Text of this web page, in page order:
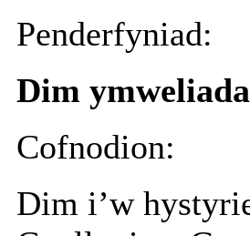
Penderfyniad:
Dim
Cofnodion:
Dim i’w